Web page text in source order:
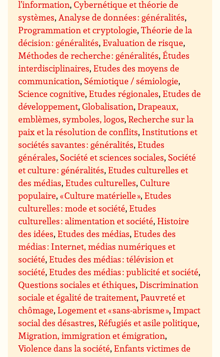
l’information,Cybernétique et théorie de
systèmes,Analyse de données : généralités,
Programmation et cryptologie,Théorie de la
décision : généralités,Evaluation de risque,
Méthodes de recherche : généralités,Études
interdisciplinaires,Etudes des moyens de
communication, Sémiotique / sémiologie,
Science cognitive,Etudes régionales,Etudes de
développement,Globalisation,Drapeaux,
emblèmes, symboles, logos,Recherche sur la
paix et la résolution de conflits, Institutions et
sociétés savantes : généralités,Etudes
générales, Société et sciences sociales, Société
et culture : généralités,Etudes culturelles et
des médias,Etudes culturelles,Culture
populaire,« Culture matérielle »,Etudes
culturelles : mode et société,Etudes
culturelles : alimentation et société,Histoire
des idées,Etudes des médias,Etudes des
médias : Internet, médias numériques et
société,Etudes des médias : télévision et
société,Etudes des médias : publicité et société,
Questions sociales et éthiques,Discrimination
sociale et égalité de traitement,Pauvreté et
chômage,Logement et « sans-abrisme », Impact
social des désastres,Réfugiés et asile politique,
Migration, immigration et émigration,
Violence dans la société,Enfants victimes de